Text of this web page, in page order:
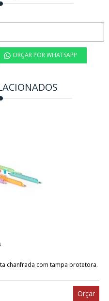
ORÇAR POR WHATSAPP
chanfrada com tampa protetora.
Orçar